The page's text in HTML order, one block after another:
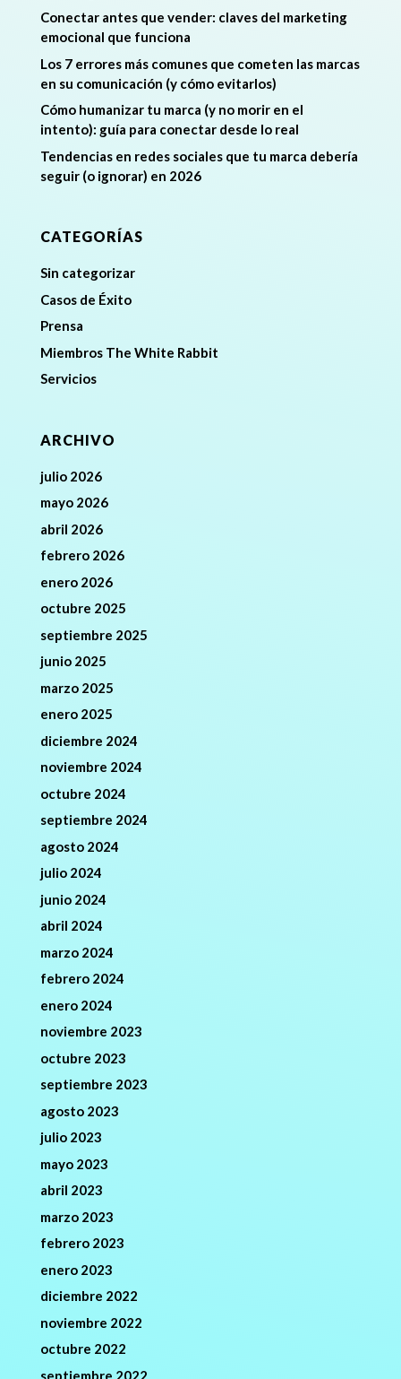
Conectar antes que vender: claves del marketing
emocional que funciona
Los 7 errores más comunes que cometen las marcas
en su comunicación (y cómo evitarlos)
Cómo humanizar tu marca (y no morir en el
intento): guía para conectar desde lo real
Tendencias en redes sociales que tu marca debería
seguir (o ignorar) en 2026
CATEGORÍAS
Sin categorizar
Casos de Éxito
Prensa
Miembros The White Rabbit
Servicios
ARCHIVO
julio 2026
mayo 2026
abril 2026
febrero 2026
enero 2026
octubre 2025
septiembre 2025
junio 2025
marzo 2025
enero 2025
diciembre 2024
noviembre 2024
octubre 2024
septiembre 2024
agosto 2024
julio 2024
junio 2024
abril 2024
marzo 2024
febrero 2024
enero 2024
noviembre 2023
octubre 2023
septiembre 2023
agosto 2023
julio 2023
mayo 2023
abril 2023
marzo 2023
febrero 2023
enero 2023
diciembre 2022
noviembre 2022
octubre 2022
septiembre 2022